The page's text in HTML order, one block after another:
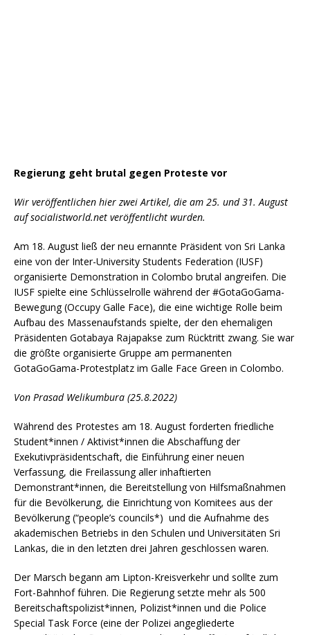
Regierung geht brutal gegen Proteste vor
Wir veröffentlichen hier zwei Artikel, die am 25. und 31. August
auf socialistworld.net veröffentlicht wurden.
Am 18. August ließ der neu ernannte Präsident von Sri Lanka
eine von der Inter-University Students Federation (IUSF)
organisierte Demonstration in Colombo brutal angreifen. Die
IUSF spielte eine Schlüsselrolle während der #GotaGoGama-
Bewegung (Occupy Galle Face), die eine wichtige Rolle beim
Aufbau des Massenaufstands spielte, der den ehemaligen
Präsidenten Gotabaya Rajapakse zum Rücktritt zwang. Sie war
die größte organisierte Gruppe am permanenten
GotaGoGama-Protestplatz im Galle Face Green in Colombo.
Von Prasad Welikumbura (25.8.2022)
Während des Protestes am 18. August forderten friedliche
Student*innen / Aktivist*innen die Abschaffung der
Exekutivpräsidentschaft, die Einführung einer neuen
Verfassung, die Freilassung aller inhaftierten
Demonstrant*innen, die Bereitstellung von Hilfsmaßnahmen
für die Bevölkerung, die Einrichtung von Komitees aus der
Bevölkerung (“people’s councils*) und die Aufnahme des
akademischen Betriebs in den Schulen und Universitäten Sri
Lankas, die in den letzten drei Jahren geschlossen waren.
Der Marsch begann am Lipton-Kreisverkehr und sollte zum
Fort-Bahnhof führen. Die Regierung setzte mehr als 500
Bereitschaftspolizist*innen, Polizist*innen und die Police
Special Task Force (eine der Polizei angegliederte